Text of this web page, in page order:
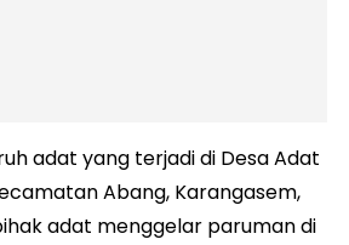
adat yang terjadi di Desa Adat
Abang, Karangasem,
adat menggelar paruman di